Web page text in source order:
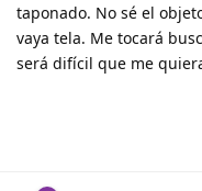
taponado. No sé el
vaya tela. Me tocará
será difícil que me